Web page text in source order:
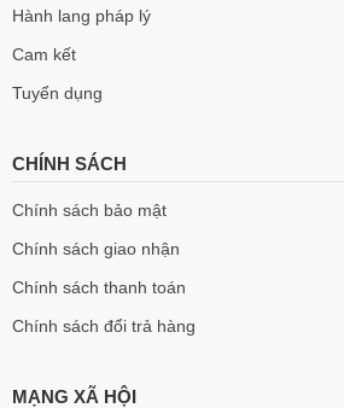
Hành lang pháp lý
Cam kết
Tuyển dụng
CHÍNH SÁCH
Chính sách bảo mật
Chính sách giao nhận
Chính sách thanh toán
Chính sách đổi trả hàng
MẠNG XÃ HỘI